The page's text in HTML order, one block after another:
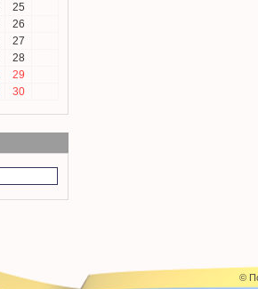
25
26
27
28
29
30
©